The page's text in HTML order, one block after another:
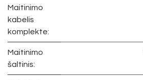
Maitinimo
kabelis
komplekte:
Maitinimo
šaltinis: